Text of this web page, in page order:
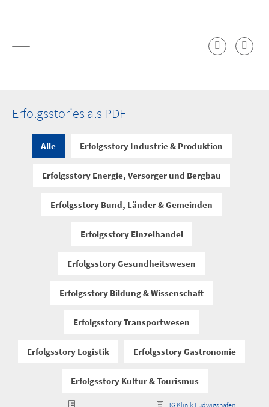
Erfolgsstories als PDF
Alle Erfolgsstory Industrie & Produktion
Erfolgsstory Energie, Versorger und Bergbau
Erfolgsstory Bund, Länder & Gemeinden
Erfolgsstory Einzelhandel
Erfolgsstory Gesundheitswesen
Erfolgsstory Bildung & Wissenschaft
Erfolgsstory Transportwesen
Erfolgsstory Logistik Erfolgsstory Gastronomie
Erfolgsstory Kultur & Tourismus
BG Klinik Ludwigshafen